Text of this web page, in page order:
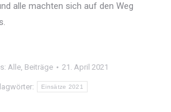
alle machten sich auf den Weg
Alle, Beiträge 21. April 2021
Einsätze 2021